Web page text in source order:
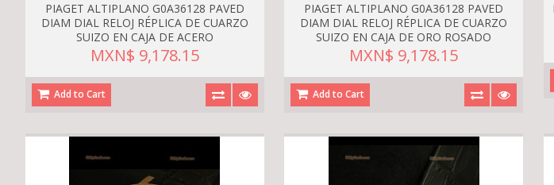
PIAGET ALTIPLANO G0A36128 PAVED
DIAM DIAL RELOJ RÉPLICA DE CUARZO
SUIZO EN CAJA DE ACERO
MXN$ 9,178.15
Add to Cart
PIAGET ALTIPLANO G0A36128 PAVED
DIAM DIAL RELOJ RÉPLICA DE CUARZO
SUIZO EN CAJA DE ORO ROSADO
MXN$ 9,178.15
Add to Cart